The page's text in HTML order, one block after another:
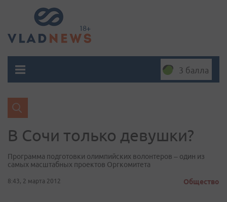
3 балла
В Сочи только девушки?
Программа подготовки олимпийских волонтеров – один из
самых масштабных проектов Оргкомитета
8:43, 2 марта 2012 Общество